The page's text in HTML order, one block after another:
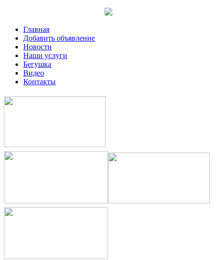
Главная
Добавить объявление
Новости
Наши услуги
Бегушка
Видео
Контакты